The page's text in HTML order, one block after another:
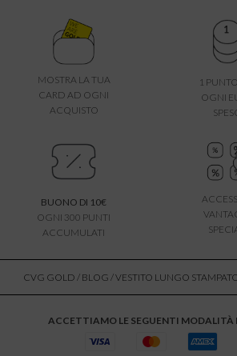
MOSTRA LA TUA
CARD AD OGNI
ACQUISTO
1
OGNI
BUONO DI 10€
OGNI 300 PUNTI
ACCUMULATI
CVG GOLD / BLOG / VESTITO LUNGO
ACCETTIAMO LE SEGUENTI MODALITÀ